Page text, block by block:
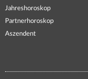
Jahreshoroskop
Partnerhoroskop
Aszendent